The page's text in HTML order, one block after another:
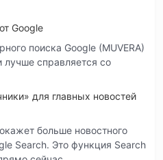
Google
поиска Google (MUVERA)
лучше справляется со
для главных новостей
больше новостного
Search. Это функция Search